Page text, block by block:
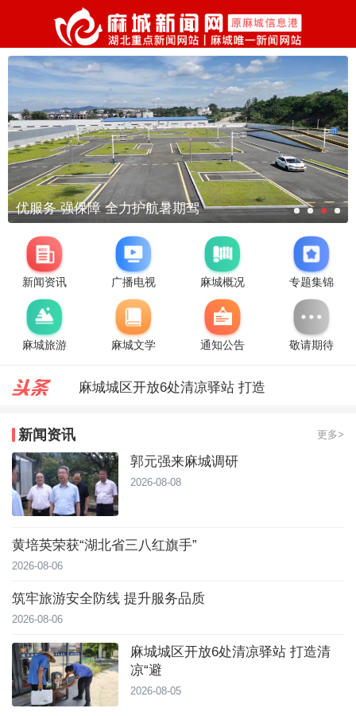
优服务 强保障 全力护航暑期驾
新闻资讯 广播电视 麻城概况 专题集锦
麻城旅游 麻城文学 通知公告 敬请期待
麻城城区开放6处清凉驿站 打造
台风靠近！直冲40℃，黄冈高温预
新闻资讯 更多>
郭元强来麻城调研
2026-08-08
黄培英荣获“湖北省三八红旗手”
2026-08-06
筑牢旅游安全防线 提升服务品质
2026-08-06
麻城城区开放6处清凉驿站 打造清
凉“避
2026-08-05